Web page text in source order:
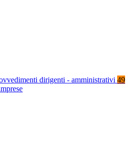
dirigenti - amministrativi 49